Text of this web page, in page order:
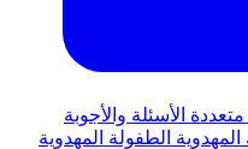
والأجوبة
المهدوية